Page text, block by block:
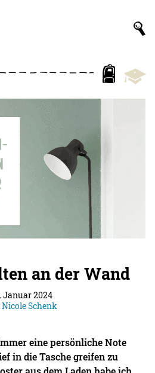
an der Wand
Januar 2024
Nicole Schenk
eine persönliche Note
in die Tasche greifen zu